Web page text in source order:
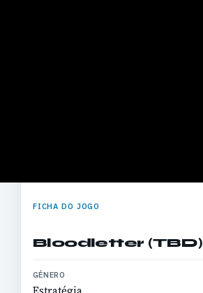
FICHA DO JOGO
Bloodletter (TBD)
GÉNERO